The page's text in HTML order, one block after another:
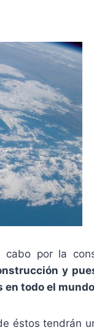
cabo por la
y
todo el
éstos tendrán